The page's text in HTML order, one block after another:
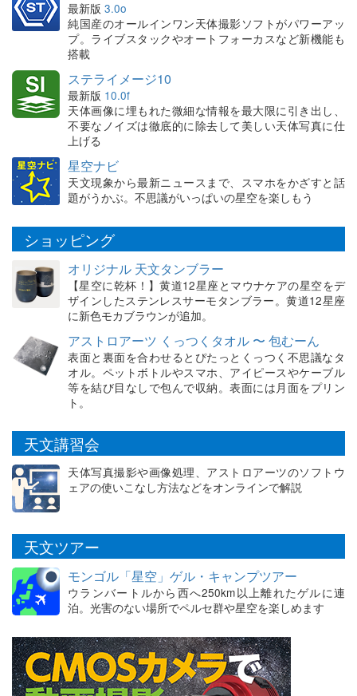
最新版 3.0o
純国産のオールインワン天体撮影ソフトがパワーアッ
プ。ライブスタックやオートフォーカスなど新機能も
搭載
ステライメージ10
最新版 10.0f
天体画像に埋もれた微細な情報を最大限に引き出し、
不要なノイズは徹底的に除去して美しい天体写真に仕
上げる
星空ナビ
天文現象から最新ニュースまで、スマホをかざすと話
題がうかぶ。不思議がいっぱいの星空を楽しもう
ショッピング
オリジナル 天文タンブラー
【星空に乾杯！】黄道12星座とマウナケアの星空をデ
ザインしたステンレスサーモタンブラー。黄道12星座
に新色モカブラウンが追加。
アストロアーツ くっつくタオル 〜 包むーん
表面と裏面を合わせるとぴたっとくっつく不思議なタ
オル。ペットボトルやスマホ、アイピースやケーブル
等を結び目なしで包んで収納。表面には月面をプリン
ト。
天文講習会
天体写真撮影や画像処理、アストロアーツのソフトウ
ェアの使いこなし方法などをオンラインで解説
天文ツアー
モンゴル「星空」ゲル・キャンプツアー
ウランバートルから西へ250km以上離れたゲルに連
泊。光害のない場所でペルセ群や星空を楽しめます